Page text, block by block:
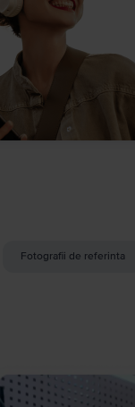
Fotografii de referinta